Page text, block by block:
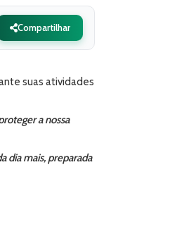
Compartilhar
suas atividades
a nossa
dia mais, preparada